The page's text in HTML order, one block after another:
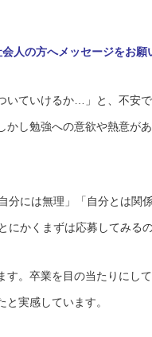
人の方へメッセージをお願
いていけるか…」と、不安
かし勉強への意欲や熱意が
分には無理」「自分とは関
にかくまずは応募してみる
す。卒業を目の当たりにし
実感しています。